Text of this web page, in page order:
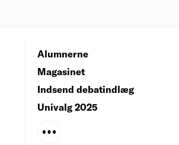
Alumnerne
Magasinet
Indsend debatindlæg
Univalg 2025